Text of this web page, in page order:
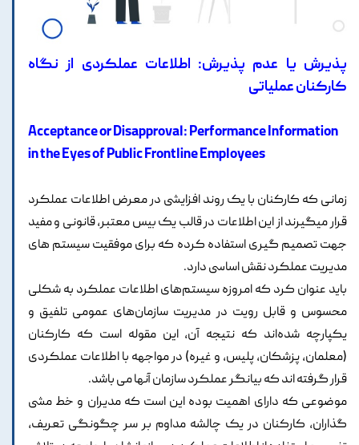
پذیرش یا عدم پذیرش: اطلاعات عملکردی از نگاه
کارکنان عملیاتی
Acceptance or Disapproval: Performance Information
in the Eyes of Public Frontline Employees
زمانی که کارکنان با یک روند افزایشی در معرض اطلاعات عملکرد
قرار میگیرند از این اطلاعات در قالب یک بیس معتبر، قانونی و مفید
جهت تصمیم گیری استفاده کرده که برای موفقیت سیستم های
مدیریت عملکرد نقش اساسی دارد.
باید عنوان کرد که امروزه سیستم‌های اطلاعات عملکرد به شکلی
محسوس و قابل رویت در مدیریت سازمان‌های عمومی تلفیق و
یکپارچه شده‌اند که نتیجه آن، این مقوله است که کارکنان
(معلمان، پزشکان، پلیس، و غیره) در مواجهه با اطلاعات عملکردی
قرار گرفته اند که بیانگر عملکرد سازمان آنها می باشد.
موضوعی که دارای اهمیت بوده این است که مدیران و خط مشی
گذاران، کارکنان در یک چالشه مداوم بر سر چگونگی تعریف،